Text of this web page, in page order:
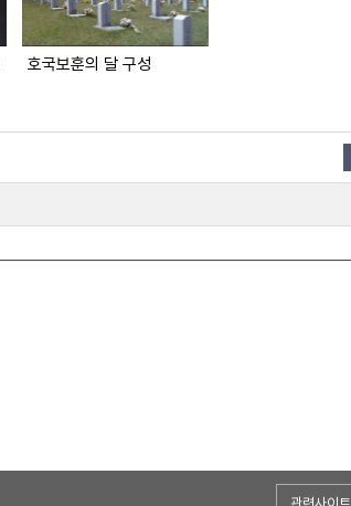
호국보훈의 달 구성